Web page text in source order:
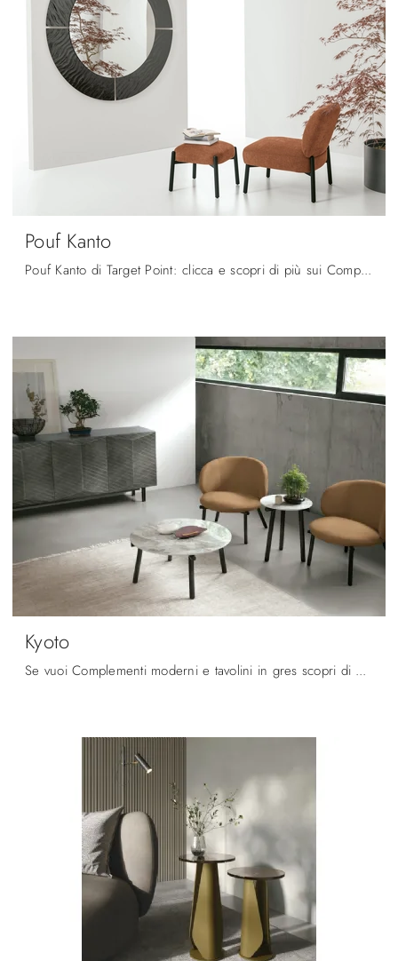
Pouf Kanto
Pouf Kanto di Target Point: clicca e scopri di più sui Complementi e pouf moderni in tessuto del noto e conosciuto brand!
Kyoto
Se vuoi Complementi moderni e tavolini in gres scopri di più sul modello Kyoto del brand Target Point.